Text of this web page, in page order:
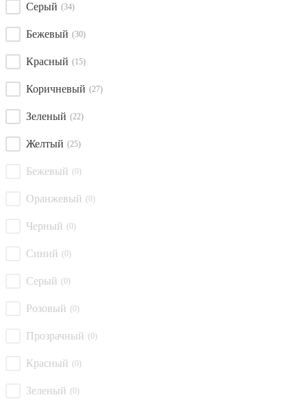
Серый (34)
Бежевый (30)
Красный (15)
Коричневый (27)
Зеленый (22)
Желтый (25)
Бежевый (0)
Оранжевый (0)
Черный (0)
Синий (0)
Серый (0)
Розовый (0)
Прозрачный (0)
Красный (0)
Зеленый (0)